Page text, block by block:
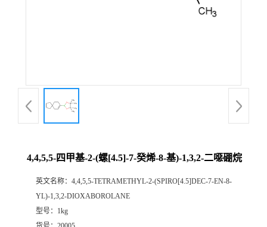
4,4,5,5-四甲基-2-(螺[4.5]-7-癸烯-8-基)-1,3,2-二噁硼烷
英文名称： 4,4,5,5-TETRAMETHYL-2-(SPIRO[4.5]DEC-7-EN-8-
YL)-1,3,2-DIOXABOROLANE
型号： 1kg